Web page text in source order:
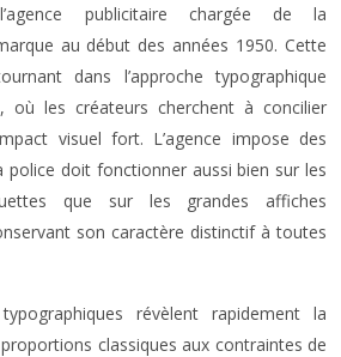
publicitaire chargée de la
au début des années 1950. Cette
dans l’approche typographique
où les créateurs cherchent à concilier
visuel fort. L’agence impose des
police doit fonctionner aussi bien sur les
que sur les grandes affiches
son caractère distinctif à toutes
révèlent rapidement la
classiques aux contraintes de